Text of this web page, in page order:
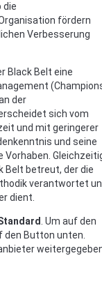
die
fördern
Verbesserung
Black Belt eine
der
sich vom
und mit geringerer
und seine
Belt betreut, der die
verantwortet
dient.
. Um auf den
den Button unten.